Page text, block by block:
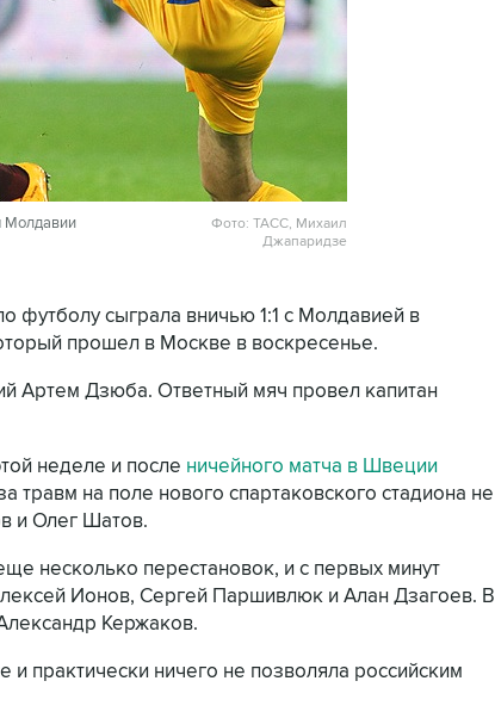
Молдавии
Фото: ТАСС, Михаил
Джапаридзе
футболу сыграла вничью 1:1 с Молдавией в
прошел в Москве в воскресенье.
Артем Дзюба. Ответный мяч провел капитан
неделе и после ничейного матча в Швеции
травм на поле нового спартаковского стадиона не
и Олег Шатов.
несколько перестановок, и с первых минут
Ионов, Сергей Паршивлюк и Алан Дзагоев. В
Кержаков.
практически ничего не позволяла российским